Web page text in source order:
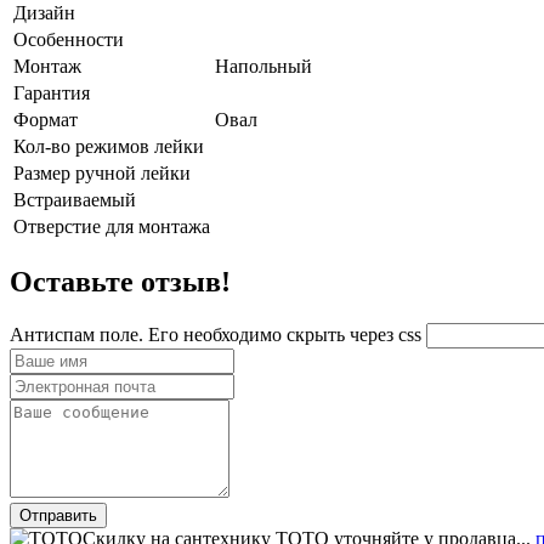
Дизайн
Особенности
Монтаж
Напольный
Гарантия
Формат
Овал
Кол-во режимов лейки
Размер ручной лейки
Встраиваемый
Отверстие для монтажа
Оставьте отзыв!
Антиспам поле. Его необходимо скрыть через css
Скидку на сантехнику TOTO уточняйте у продавца...